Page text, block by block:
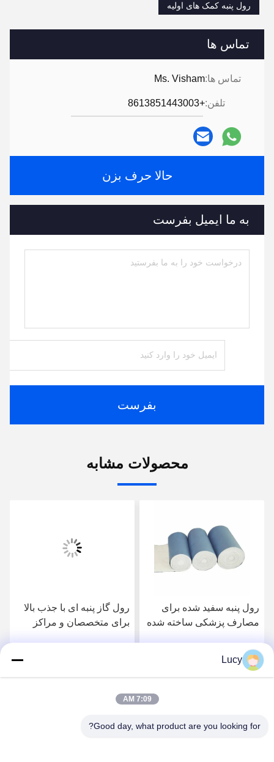
تماس ها
تماس ها:Ms. Visham
تلفن:+8613851443003
حالا حرف بزن
به ما ایمیل بفرست
بفرست
رول پنبه کمک های اولیه
محصولات مشابه
رول گاز پنبه ای با جذب بالا
برای متخصصان و مراکز
بهترین قیمت رو بدست
رول پنبه بدون بو 250-4000
گرم در هر رول به رنگ سفید
Lucy
7:09 AM
Good day, what product are you looking for?